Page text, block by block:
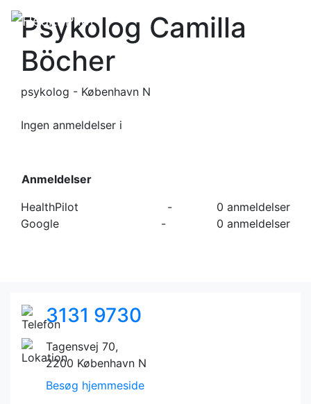
Psykolog Camilla
Böcher
psykolog - København N
Ingen anmeldelser i
Anmeldelser
HealthPilot
-
0 anmeldelser
Google
- 0 anmeldelser
3131 9730
Tagensvej 70,
2200 København N
Besøg hjemmeside